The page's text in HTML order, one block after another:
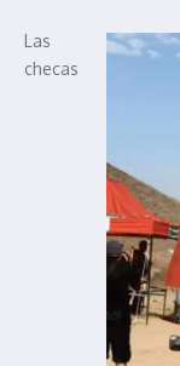
Las
checas